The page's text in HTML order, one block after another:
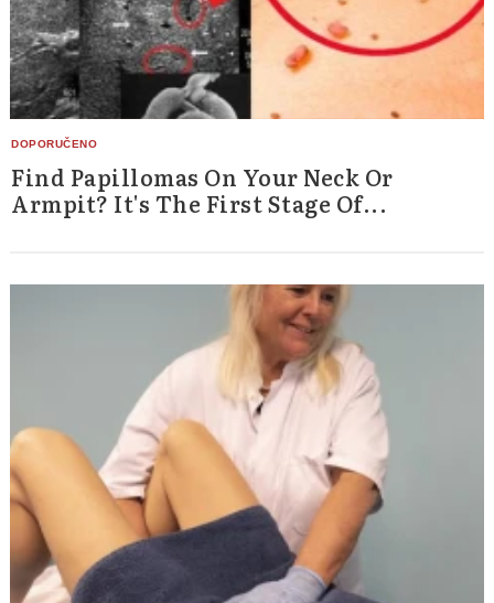
Find Papillomas On Your Neck Or
Armpit? It's The First Stage Of...